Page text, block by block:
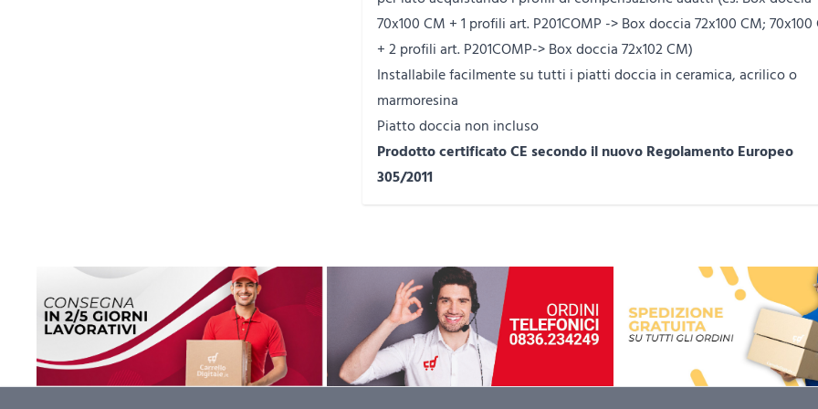
70x100 CM + 1 profili art. P201COMP -> Box doccia 72x100 CM;
+ 2 profili art. P201COMP-> Box doccia 72x102 CM)
Installabile facilmente su tutti i piatti doccia in ceramica, acrilico o
marmoresina
Piatto doccia non incluso
Prodotto certificato CE secondo il nuovo Regolamento Europeo
305/2011